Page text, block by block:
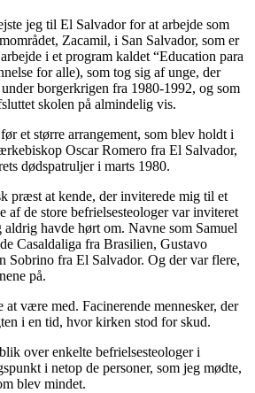
jeg til El Salvador for at arbejde som
Zacamil, i San Salvador, som er
i et program kaldet “Education para
for alle), som tog sig af unge, der
borgerkrigen fra 1980-1992, og som
skolen på almindelig vis.
et større arrangement, som blev holdt i
Oscar Romero fra El Salvador,
dødspatruljer i marts 1980.
præst at kende, der inviterede mig til et
af de store befrielsesteologer var inviteret
havde hørt om. Navne som Samuel
Casaldaliga fra Brasilien, Gustavo
Sobrino fra El Salvador. Og der var flere,
på.
at være med. Facinerende mennesker, der
i en tid, hvor kirken stod for skud.
over enkelte befrielsesteologer i
i netop de personer, som jeg mødte,
blev mindet.